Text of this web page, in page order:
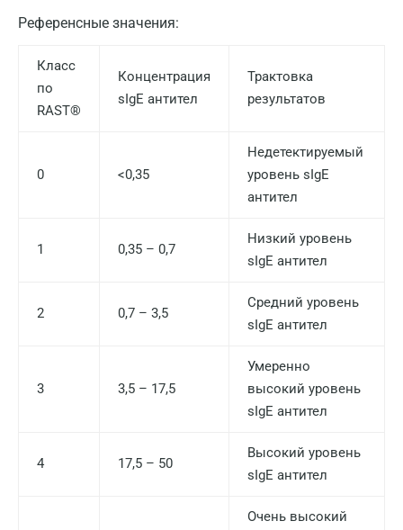
Референсные значения:
Класс
по
RAST®
Концентрация
sIgE антител
Трактовка
результатов
0 <0,35
Недетектируемый
уровень sIgE
антител
1 0,35 – 0,7
Низкий уровень
sIgE антител
2 0,7 – 3,5
Средний уровень
sIgE антител
3 3,5 – 17,5
Умеренно
высокий уровень
sIgE антител
4 17,5 – 50
Высокий уровень
sIgE антител
Очень высокий
Санкт-Петербург